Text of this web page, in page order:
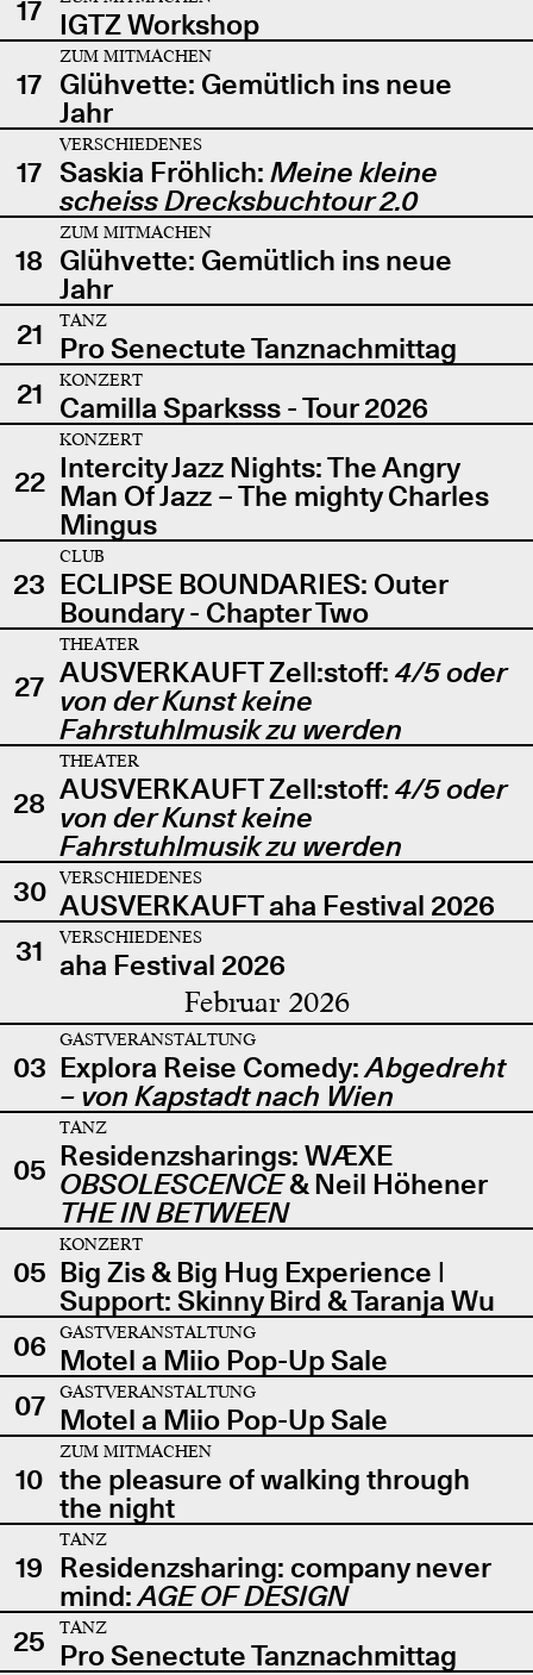
17 IGTZ Workshop
17
ZUM MITMACHEN
Glühvette: Gemütlich ins neue
Jahr
17
VERSCHIEDENES
Saskia Fröhlich: Meine kleine
scheiss Drecksbuchtour 2.0
18
ZUM MITMACHEN
Glühvette: Gemütlich ins neue
Jahr
21
TANZ
Pro Senectute Tanznachmittag
21
KONZERT
Camilla Sparksss - Tour 2026
22
KONZERT
Intercity Jazz Nights: The Angry
Man Of Jazz – The mighty Charles
Mingus
23
CLUB
ECLIPSE BOUNDARIES: Outer
Boundary - Chapter Two
27
THEATER
AUSVERKAUFT Zell:stoff: 4/5 oder
von der Kunst keine
Fahrstuhlmusik zu werden
28
THEATER
AUSVERKAUFT Zell:stoff: 4/5 oder
von der Kunst keine
Fahrstuhlmusik zu werden
30
VERSCHIEDENES
AUSVERKAUFT aha Festival 2026
31
VERSCHIEDENES
aha Festival 2026
Februar 2026
03
GASTVERANSTALTUNG
Explora Reise Comedy:Abgedreht
– von Kapstadt nach Wien
05
TANZ
Residenzsharings: WÆXE
OBSOLESCENCE& Neil Höhener
THE IN BETWEEN
05
KONZERT
Big Zis & Big Hug Experience |
Support: Skinny Bird & Taranja Wu
06
GASTVERANSTALTUNG
Motel a Miio Pop-Up Sale
07
GASTVERANSTALTUNG
Motel a Miio Pop-Up Sale
10
ZUM MITMACHEN
the pleasure of walking through
the night
19
TANZ
Residenzsharing: company never
mind:AGE OF DESIGN
25
TANZ
Pro Senectute Tanznachmittag